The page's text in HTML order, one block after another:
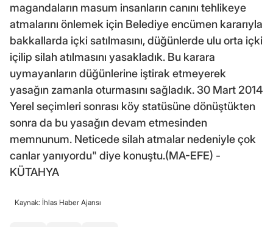
magandaların masum insanların canını tehlikeye
atmalarını önlemek için Belediye encümen kararıyla
bakkallarda içki satılmasını, düğünlerde ulu orta içki
içilip silah atılmasını yasakladık. Bu karara
uymayanların düğünlerine iştirak etmeyerek
yasağın zamanla oturmasını sağladık. 30 Mart 2014
Yerel seçimleri sonrası köy statüsüne dönüştükten
sonra da bu yasağın devam etmesinden
memnunum. Neticede silah atmalar nedeniyle çok
canlar yanıyordu" diye konuştu.(MA-EFE) -
KÜTAHYA
Kaynak: İhlas Haber Ajansı